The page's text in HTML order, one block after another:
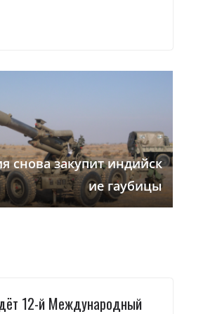
снова закупит индийск
ие гаубицы
12-й Международный